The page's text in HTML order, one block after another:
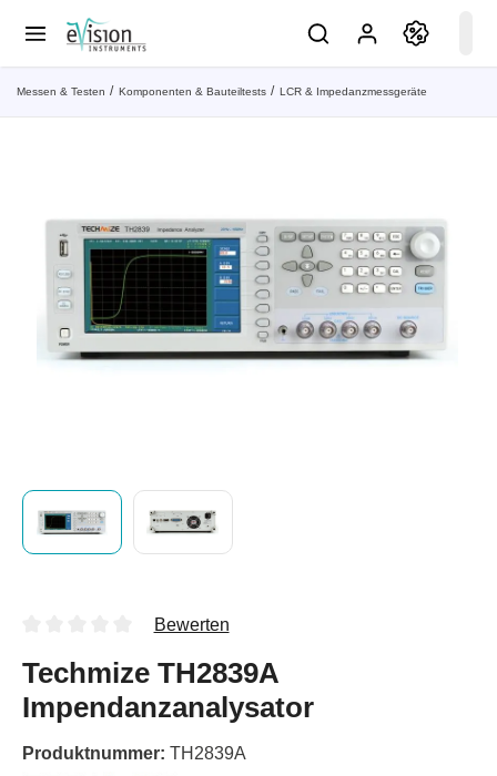
Messen & Testen Komponenten & Bauteiltests LCR & Impedanzmessgeräte
Bewerten
Techmize TH2839A
Impendanzanalysator
Produktnummer: TH2839A